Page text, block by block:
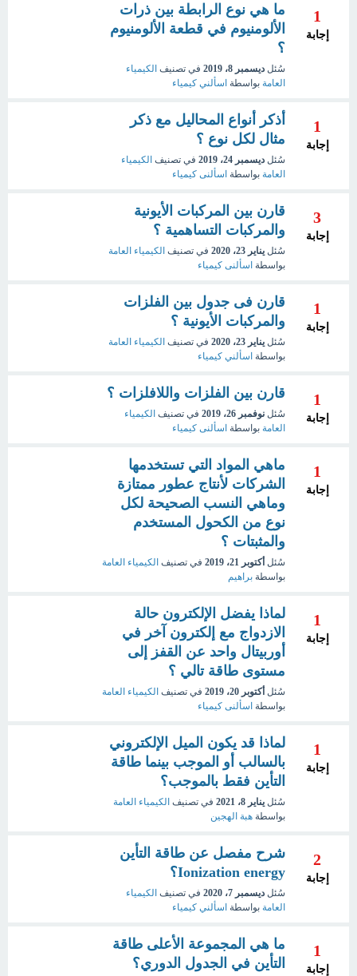
1
إجابة
ما هي نوع الرابطة بين ذرات
الألومنيوم في قطعة الألومنيوم
؟
سُئل ديسمبر 8، 2019 في تصنيف الكيمياء
العامة بواسطة اسألني كيمياء
1
إجابة
أذكر أنواع المحاليل مع ذكر
مثال لكل نوع ؟
سُئل ديسمبر 24، 2019 في تصنيف الكيمياء
العامة بواسطة اسألنى كيمياء
3
إجابة
قارن بين المركبات الأيونية
والمركبات التساهمية ؟
سُئل يناير 23، 2020 في تصنيف الكيمياء العامة
بواسطة اسألنى كيمياء
1
إجابة
قارن فى جدول بين الفلزات
والمركبات الأيونية ؟
سُئل يناير 23، 2020 في تصنيف الكيمياء العامة
بواسطة اسألني كيمياء
1
إجابة
قارن بين الفلزات واللافلزات ؟
سُئل نوفمبر 26، 2019 في تصنيف الكيمياء
العامة بواسطة اسألنى كيمياء
1
إجابة
ماهي المواد التي تستخدمها
الشركات لأنتاج عطور ممتازة
وماهي النسب الصحيحة لكل
نوع من الكحول المستخدم
والمثبتات ؟
سُئل أكتوبر 21، 2019 في تصنيف الكيمياء العامة
بواسطة براهيم
1
إجابة
لماذا يفضل الإلكترون حالة
الازدواج مع إلكترون آخر في
أوربيتال واحد عن القفز إلى
مستوى طاقة تالي ؟
سُئل أكتوبر 20، 2019 في تصنيف الكيمياء العامة
بواسطة اسألنى كيمياء
1
إجابة
لماذا قد يكون الميل الإلكتروني
بالسالب أو الموجب بينما طاقة
التأين فقط بالموجب؟
سُئل يناير 8، 2021 في تصنيف الكيمياء العامة
بواسطة هبة الهجين
2
إجابة
شرح مفصل عن طاقة التأين
Ionization energy؟
سُئل ديسمبر 7، 2020 في تصنيف الكيمياء
العامة بواسطة اسألني كيمياء
1
إجابة
ما هي المجموعة الأعلى طاقة
التأين في الجدول الدوري؟